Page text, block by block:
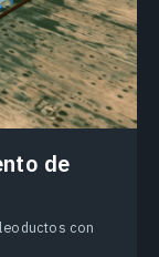
de
con